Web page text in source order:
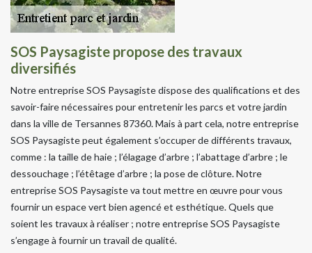
SOS Paysagiste propose des travaux
diversifiés
Notre entreprise SOS Paysagiste dispose des qualifications et des
savoir-faire nécessaires pour entretenir les parcs et votre jardin
dans la ville de Tersannes 87360. Mais à part cela, notre entreprise
SOS Paysagiste peut également s’occuper de différents travaux,
comme : la taille de haie ; l’élagage d’arbre ; l’abattage d’arbre ; le
dessouchage ; l’étêtage d’arbre ; la pose de clôture. Notre
entreprise SOS Paysagiste va tout mettre en œuvre pour vous
fournir un espace vert bien agencé et esthétique. Quels que
soient les travaux à réaliser ; notre entreprise SOS Paysagiste
s’engage à fournir un travail de qualité.